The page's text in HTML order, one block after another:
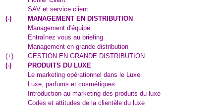
SAV et service client
(-)
MANAGEMENT EN DISTRIBUTION
Management d'équipe
Entraînez vous au briefing
Management en grande distribution
(+)
GESTION EN GRANDE DISTRIBUTION
(-)
PRODUITS DU LUXE
Le marketing opérationnel dans le Luxe
Luxe, parfums et cosmétiques
Introduction au marketing des produits du luxe
Codes et attitudes de la clientèle du luxe